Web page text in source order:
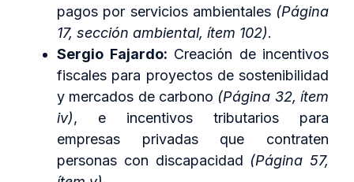
pagos por servicios ambientales (Página
17, sección ambiental, ítem 102).
Sergio Fajardo: Creación de incentivos
fiscales para proyectos de sostenibilidad
y mercados de carbono (Página 32, ítem
iv), e incentivos tributarios para
empresas privadas que contraten
personas con discapacidad (Página 57,